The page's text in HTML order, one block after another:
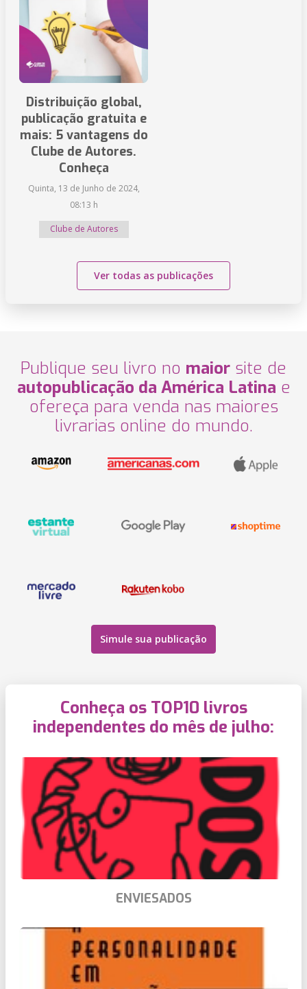
Distribuição global,
publicação gratuita e
mais: 5 vantagens do
Clube de Autores.
Conheça
Quinta, 13 de Junho de 2024,
08:13 h
Clube de Autores
Ver todas as publicações
Publique seu livro no maior site de
autopublicação da América Latina e
ofereça para venda nas maiores
livrarias online do mundo.
Simule sua publicação
Conheça os TOP10 livros
independentes do mês de julho:
ENVIESADOS